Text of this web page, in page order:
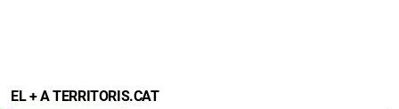
EL + A TERRITORIS.CAT